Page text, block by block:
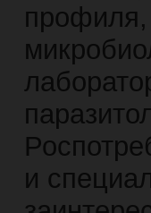
профиля,
и